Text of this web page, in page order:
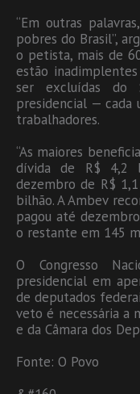
“Em outras
pobres do Brasil”,
o petista, mais de
estão
ser excluídas do
presidencial — cada
trabalhadores.
“As maiores
dívida de R$ 4,2
dezembro de R$
bilhão. A Ambev
pagou até
o restante em 145
O Congresso
presidencial em
de deputados
veto é necessária a
e da Câmara dos
Fonte: O Povo